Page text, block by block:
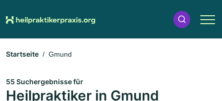
Startseite Gmund
55 Suchergebnisse für
Heilpraktiker in Gmund